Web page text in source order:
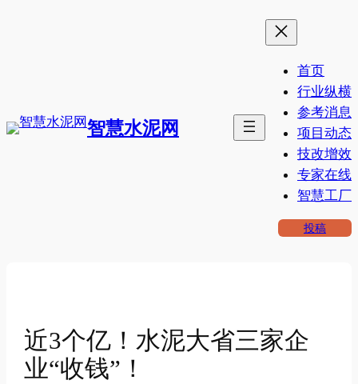
智慧水泥网
首页
行业纵横
参考消息
项目动态
技改增效
专家在线
智慧工厂
投稿
近3个亿！水泥大省三家企
业“收钱”！